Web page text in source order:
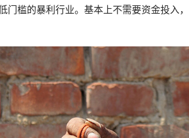
门槛的暴利行业。基本上不需要资金投入